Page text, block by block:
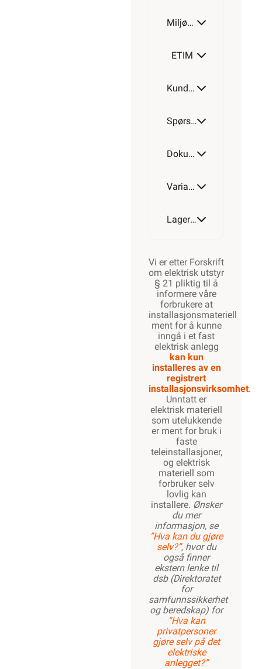
Miljøparametere
ETIM
Kundeomtale
Spørsmål og svar
Dokumentasjon
Varianter av artikkel
Lagerstatus
Vi er etter Forskrift
om elektrisk utstyr
§ 21 pliktig til å
informere våre
forbrukere at
installasjonsmateriell
ment for å kunne
inngå i et fast
elektrisk anlegg
kan kun
installeres av en
registrert
installasjonsvirksomhet.
Unntatt er
elektrisk materiell
som utelukkende
er ment for bruk i
faste
teleinstallasjoner,
og elektrisk
materiell som
forbruker selv
lovlig kan
installere. Ønsker
du mer
informasjon, se
”Hva kan du gjøre
selv?”, hvor du
også finner
ekstern lenke til
dsb (Direktoratet
for
samfunnssikkerhet
og beredskap) for
“Hva kan
privatpersoner
gjøre selv på det
elektriske
anlegget?”